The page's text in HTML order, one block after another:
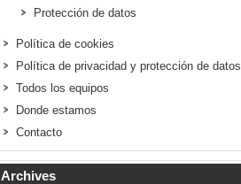
Protección de datos
Política de cookies
Política de privacidad y protección de datos
Todos los equipos
Donde estamos
Contacto
Archives